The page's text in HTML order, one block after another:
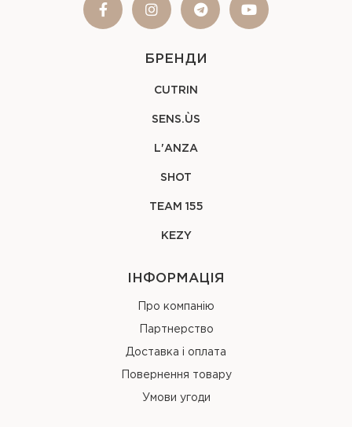
БРЕНДИ
CUTRIN
SENS.ÙS
L'ANZA
SHOT
TEAM 155
KEZY
ІНФОРМАЦІЯ
Про компанію
Партнерство
Доставка і оплата
Повернення товару
Умови угоди